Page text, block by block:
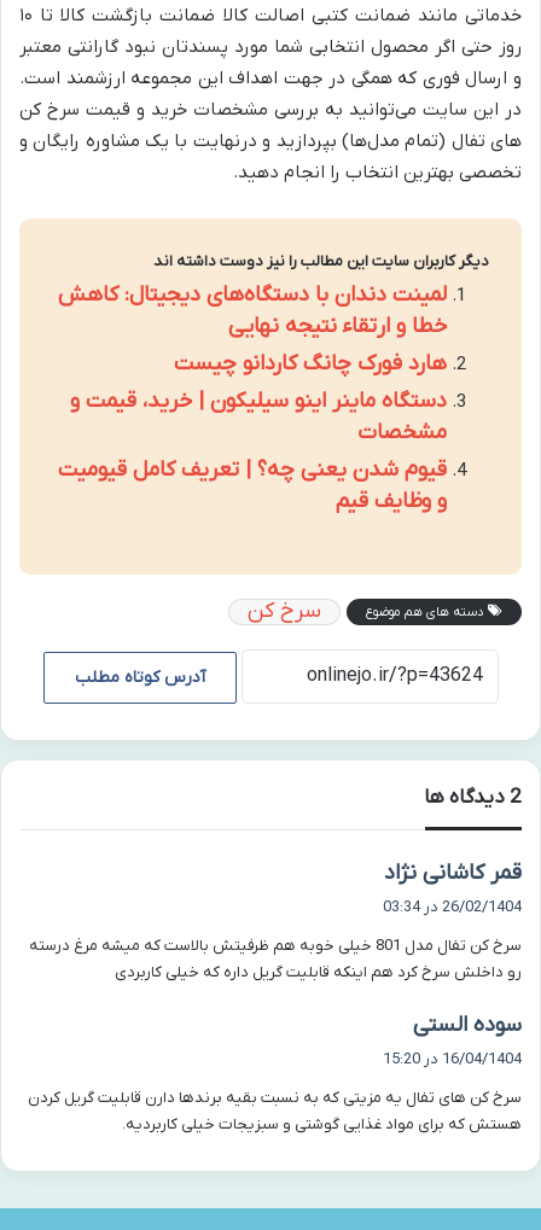
خدماتی مانند ضمانت کتبی اصالت کالا ضمانت بازگشت کالا تا ۱۰
روز حتی اگر محصول انتخابی شما مورد پسندتان نبود گارانتی معتبر
و ارسال فوری که همگی در جهت اهداف این مجموعه ارزشمند است.
در این سایت می‌توانید به بررسی مشخصات خرید و قیمت‌ سرخ کن
های تفال (تمام مدل‌ها) بپردازید و درنهایت با یک مشاوره رایگان و
تخصصی بهترین انتخاب را انجام دهید.
دیگر کاربران سایت این مطالب را نیز دوست داشته اند
لمینت دندان با دستگاه‌های دیجیتال: کاهش
خطا و ارتقاء نتیجه نهایی
هارد فورک چانگ کاردانو چیست
دستگاه ماینر اینو سیلیکون | خرید، قیمت و
مشخصات
قیوم شدن یعنی چه؟ | تعریف کامل قیومیت
و وظایف قیم
دسته های هم موضوع سرخ کن
آدرس کوتاه مطلب
‫2 دیدگاه ها
قمر کاشانی نژاد
:
26/02/1404 در 03:34
سرخ کن تفال مدل 801 خیلی خوبه هم ظرفیتش بالاست که میشه مرغ درسته
رو داخلش سرخ کرد هم اینکه قابلیت گریل داره که خیلی کاربردی
سوده الستی
ف
:
16/04/1404 در 15:20
سرخ کن های تفال یه مزیتی که به نسبت بقیه برندها دارن قابلیت گریل کردن
هستش که برای مواد غذایی گوشتی و سبزیجات خیلی کاربردیه.